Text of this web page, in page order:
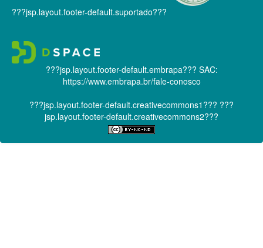
???jsp.layout.footer-default.suportado???
???jsp.layout.footer-default.embrapa??? SAC:
https://www.embrapa.br/fale-conosco
???jsp.layout.footer-default.creativecommons1??? ???
jsp.layout.footer-default.creativecommons2???